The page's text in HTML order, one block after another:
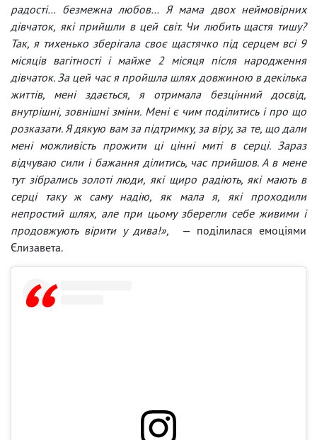
радості… безмежна любов… Я мама двох неймовірних
дівчаток, які прийшли в цей світ. Чи любить щастя тишу?
Так, я тихенько зберігала своє щастячко під серцем всі 9
місяців вагітності і майже 2 місяця після народження
дівчаток. За цей час я пройшла шлях довжиною в декілька
життів, мені здається, я отримала безцінний досвід,
внутрішні, зовнішні зміни. Мені є чим поділитись і про що
розказати. Я дякую вам за підтримку, за віру, за те, що дали
мені можливість прожити ці цінні миті в серці. Зараз
відчуваю сили і бажання ділитись, час прийшов. А в мене
тут зібрались золоті люди, які щиро радіють, які мають в
серці таку ж саму надію, як мала я, які проходили
непростий шлях, але при цьому зберегли себе живими і
продовжують вірити у дива!», — поділилася емоціями
Єлизавета.